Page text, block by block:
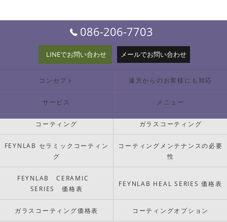
086-206-7703
LINEでお問い合わせ メールでお問い合わせ
コンセプト 遠方からのお客様にも対応
サービス メニュー
コーティング ガラスコーティング
FEYNLAB セラミックコーティン
グ
コーティングメンテナンスの必要
性
FEYNLAB CERAMIC
SERIES 価格表
FEYNLAB HEAL SERIES 価格表
ガラスコーティング価格表 コーティングオプション